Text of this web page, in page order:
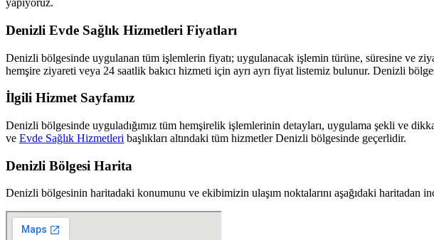
yapıyoruz.
Denizli Evde Sağlık Hizmetleri Fiyatları
Denizli bölgesinde uygulanan tüm işlemlerin fiyatı; uygulanacak işlemin türüne, süresine ve
hemşire ziyareti veya 24 saatlik bakıcı hizmeti için ayrı ayrı fiyat listemiz bulunur. Denizli
İlgili Hizmet Sayfamız
Denizli bölgesinde uyguladığımız tüm hemşirelik işlemlerinin detayları, uygulama şekli ve
ve Evde Sağlık Hizmetleri başlıkları altındaki tüm hizmetlerDenizli bölgesinde geçerlidir.
Denizli Bölgesi Harita
Denizli bölgesinin haritadaki konumunu ve ekibimizin ulaşım noktalarını aşağıdaki haritadan